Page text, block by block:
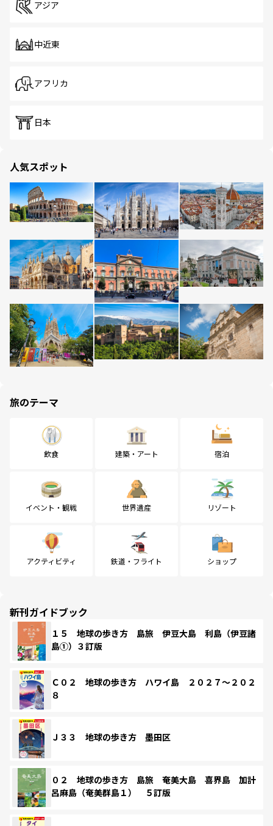
アジア
中近東
アフリカ
日本
人気スポット
旅のテーマ
飲食 建築・アート 宿泊
イベント・観戦 世界遺産 リゾート
アクティビティ 鉄道・フライト ショップ
新刊ガイドブック
１５ 地球の歩き方 島旅 伊豆大島 利島（伊豆諸
島①）３訂版
Ｃ０２ 地球の歩き方 ハワイ島 ２０２７～２０２
８
Ｊ３３ 地球の歩き方 墨田区
０２ 地球の歩き方 島旅 奄美大島 喜界島 加計
呂麻島（奄美群島１） ５訂版